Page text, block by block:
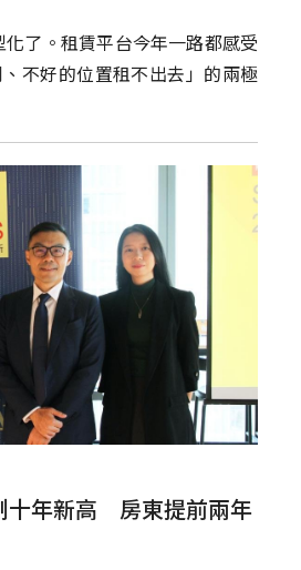
了。租賃平台今年一路都感受
不好的位置租不出去」的兩極
十年新高 房東提前兩年